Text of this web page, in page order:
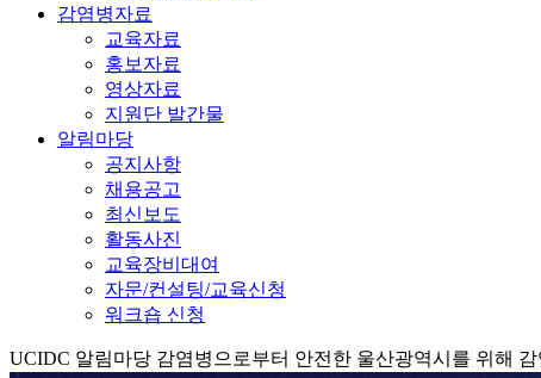
감염병자료
교육자료
홍보자료
영상자료
지원단 발간물
알림마당
공지사항
채용공고
최신보도
활동사진
교육장비대여
자문/컨설팅/교육신청
워크숍 신청
UCIDC 알림마당 감염병으로부터 안전한 울산광역시를 위해